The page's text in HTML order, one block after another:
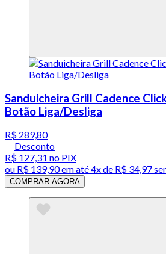
Sanduicheira Grill Cadence
Botão Liga/Desliga
R$ 289,80
Desconto
R$ 127,31 no PIX
ou R$ 139,90em até4x de R$ 34,97
COMPRAR AGORA